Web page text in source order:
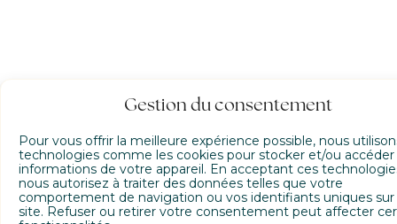
Gestion du consentement
Pour vous offrir la meilleure expérience possible, nous
technologies comme les cookies pour stocker et/ou accéder
informations de votre appareil. En acceptant ces
nous autorisez à traiter des données telles que votre
comportement de navigation ou vos identifiants uniques sur
site. Refuser ou retirer votre consentement peut affecter